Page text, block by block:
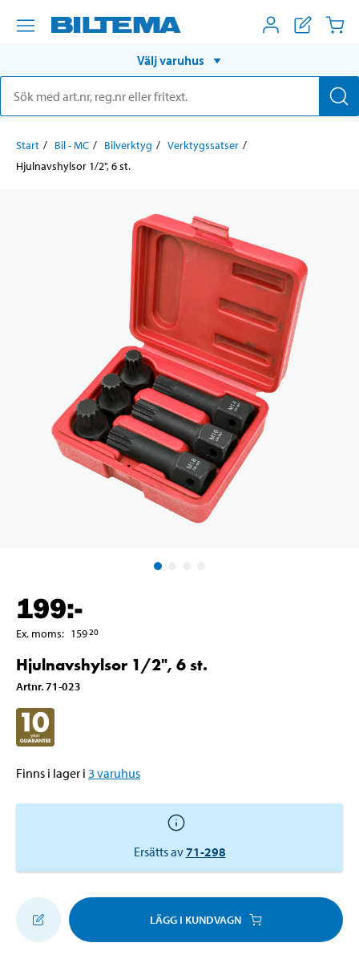
Välj varuhus
Start Bil - MC Bilverktyg
Verktygssatser
Hjulnavshylsor 1/2", 6 st.
199:-
Ex. moms: 15920
Hjulnavshylsor 1/2", 6 st.
Artnr.71-023
Finns i lager i 3 varuhus
Ersätts av71-298
LÄGG I KUNDVAGN